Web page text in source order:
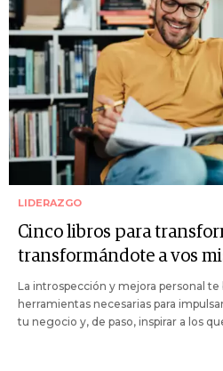
LIDERAZGO
Cinco libros para
transformándote a vos
La introspección y mejora personal te
herramientas necesarias para
tu negocio y, de paso, inspirar a los